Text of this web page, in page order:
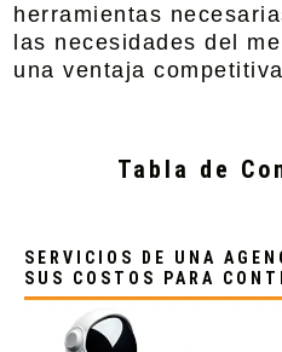
herramientas
las necesidades del
una ventaja
Tabla de
SERVICIOS DE UNA
SUS COSTOS PARA